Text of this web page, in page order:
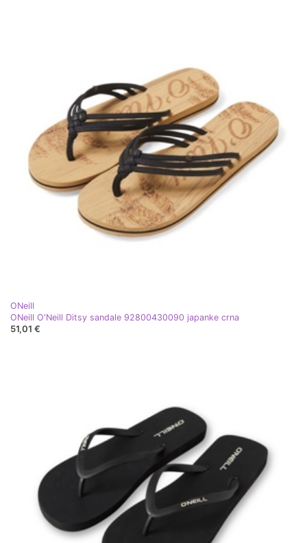
ONeill
ONeill O'Neill Ditsy sandale 92800430090 japanke crna
51,01 €